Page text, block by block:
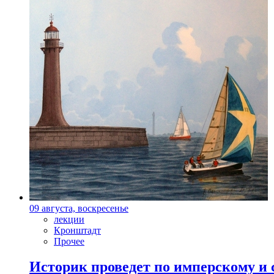
09 августа, воскресенье
лекции
Кронштадт
Прочее
Историк проведет по имперскому и